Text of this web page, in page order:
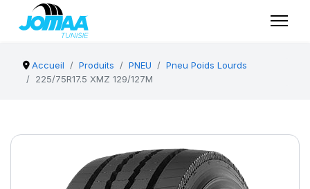
Accueil Produits PNEU
Pneu Poids Lourds
225/75R17.5 XMZ 129/127M